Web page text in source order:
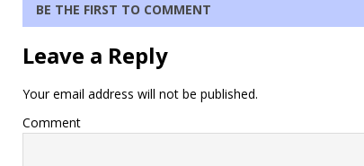
BE THE FIRST TO COMMENT
Leave a Reply
Your email address will not be published.
Comment